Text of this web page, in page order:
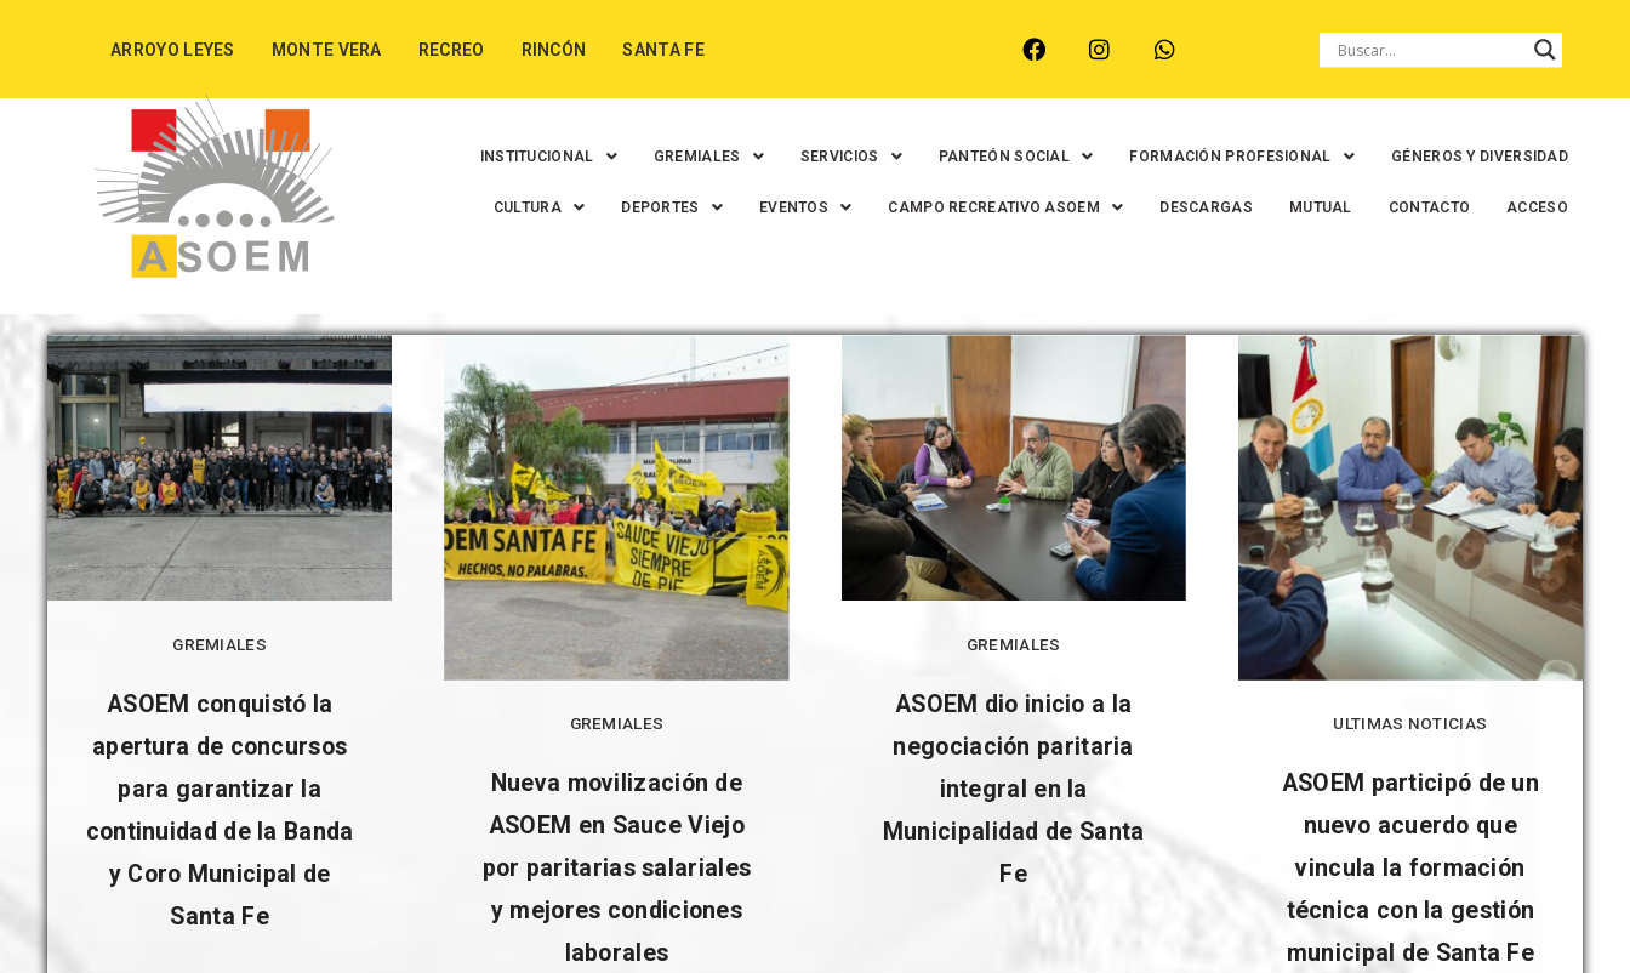
ARROYO LEYES MONTE VERA RECREO RINCÓN SANTA FE
INSTITUCIONAL GREMIALES SERVICIOS PANTEÓN SOCIAL FORMACIÓN PROFESIONAL GÉNEROS Y DIVERSIDAD
CULTURA DEPORTES EVENTOS CAMPO RECREATIVO ASOEM DESCARGAS MUTUAL CONTACTO ACCESO
GREMIALES
ASOEM conquistó la
apertura de concursos
para garantizar la
continuidad de la Banda
y Coro Municipal de
Santa Fe
GREMIALES
Nueva movilización de
ASOEM en Sauce Viejo
por paritarias salariales
y mejores condiciones
laborales
GREMIALES
ASOEM dio inicio a la
negociación paritaria
integral en la
Municipalidad de Santa
Fe
ULTIMAS NOTICIAS
ASOEM participó de un
nuevo acuerdo que
vincula la formación
técnica con la gestión
municipal de Santa Fe